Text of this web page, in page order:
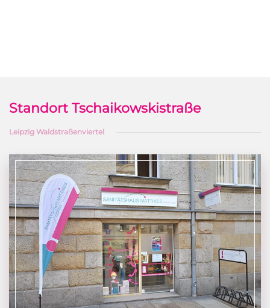
Standort Tschaikowskistraße
Leipzig Waldstraßenviertel